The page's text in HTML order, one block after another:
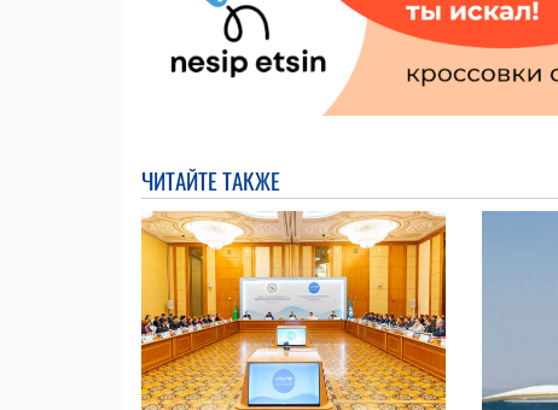
ЧИТАЙТЕ ТАКЖЕ